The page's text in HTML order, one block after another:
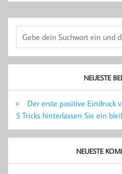
NEUESTE
Der erste positive Eindruck
5 Tricks hinterlassen Sie ein
NEUESTE